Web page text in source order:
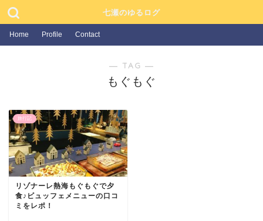
七瀬のゆるログ
Home Profile Contact
― TAG ―
もぐもぐ
旅行記
リゾナーレ熱海もぐもぐで夕
食♪ビュッフェメニューの口コ
ミをレポ！